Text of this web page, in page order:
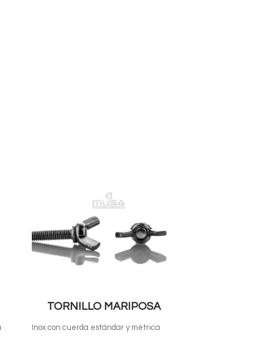
TORNILLO MARIPOSA
Inox con cuerda estándar y métrica